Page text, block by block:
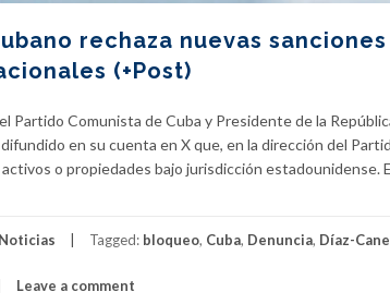
rechaza nuevas
(+Post)
Partido Comunista de Cuba y Presidente de la
en su cuenta en X que, en la dirección del
o propiedades bajo jurisdicción estadounidense.
Noticias Tagged: bloqueo, Cuba, Denuncia, Díaz-
Leave a comment